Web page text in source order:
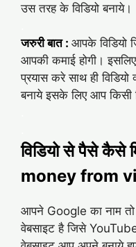
उस तरह के विडियो बनाये।
जरुरी बात : आपके विडियो
आपकी कमाई होगी।
प्रयास करे साथ ही विडियो
बनाये इसके लिए आप किसी
विडियो से पैसे
money from
आपने Google का नाम तो
वेबसाइट है जिसे